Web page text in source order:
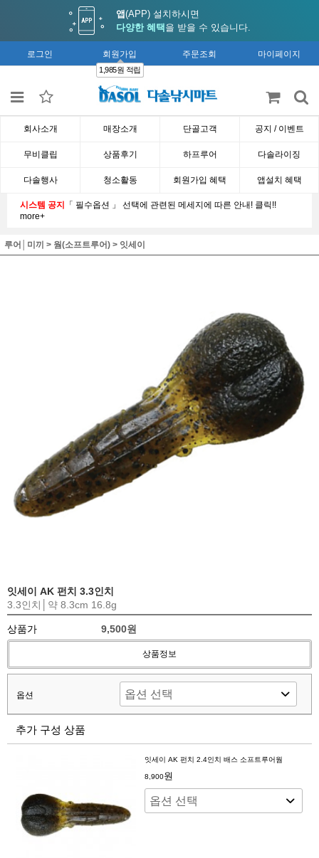
앱(APP) 설치하시면
다양한 혜택 을 받을 수 있습니다.
로그인 회원가입
1,985원 적립
주문조회 마이페이지
회사소개 매장소개 단골고객 공지 / 이벤트
무비클립 상품후기 하프루어 다솔라이징
다솔행사 청소활동 회원가입 혜택 앱설치 혜택
시스템 공지 「 필수옵션 」 선택에 관련된 메세지에 따른 안내! 클릭!!
more+
루어│미끼 > 웜(소프트루어) > 잇세이
잇세이 AK 펀치 3.3인치
3.3인치│약 8.3cm 16.8g
상품가 9,500원
상품정보
옵션
추가 구성 상품
잇세이 AK 펀치 2.4인치 배스 소프트루어웜
8,900원